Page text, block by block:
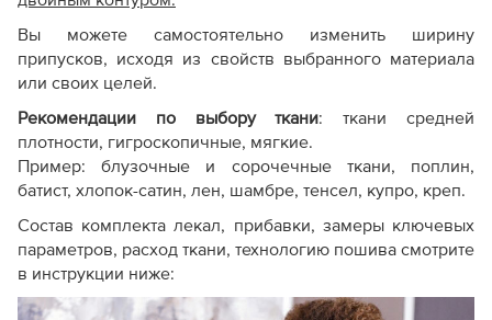
Вы можете самостоятельно изменить ширину
припусков, исходя из свойств выбранного материала
или своих целей.
Рекомендации по выбору ткани: ткани средней
плотности, гигроскопичные, мягкие.
Пример: блузочные и сорочечные ткани, поплин,
батист, хлопок-сатин, лен, шамбре, тенсел, купро, креп.
Состав комплекта лекал, прибавки, замеры ключевых
параметров, расход ткани, технологию пошива смотрите
в инструкции ниже: